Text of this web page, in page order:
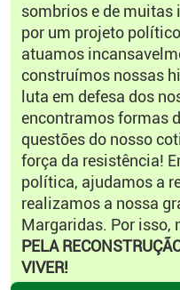
sombrios e de muitas
por um projeto
atuamos
construímos nossas
luta em defesa dos
encontramos formas
questões do nosso
força da resistência!
política, ajudamos a
realizamos a nossa
Margaridas. Por isso,
PELA
VIVER!